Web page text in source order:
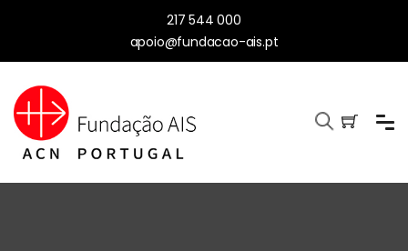
217 544 000
apoio@fundacao-ais.pt